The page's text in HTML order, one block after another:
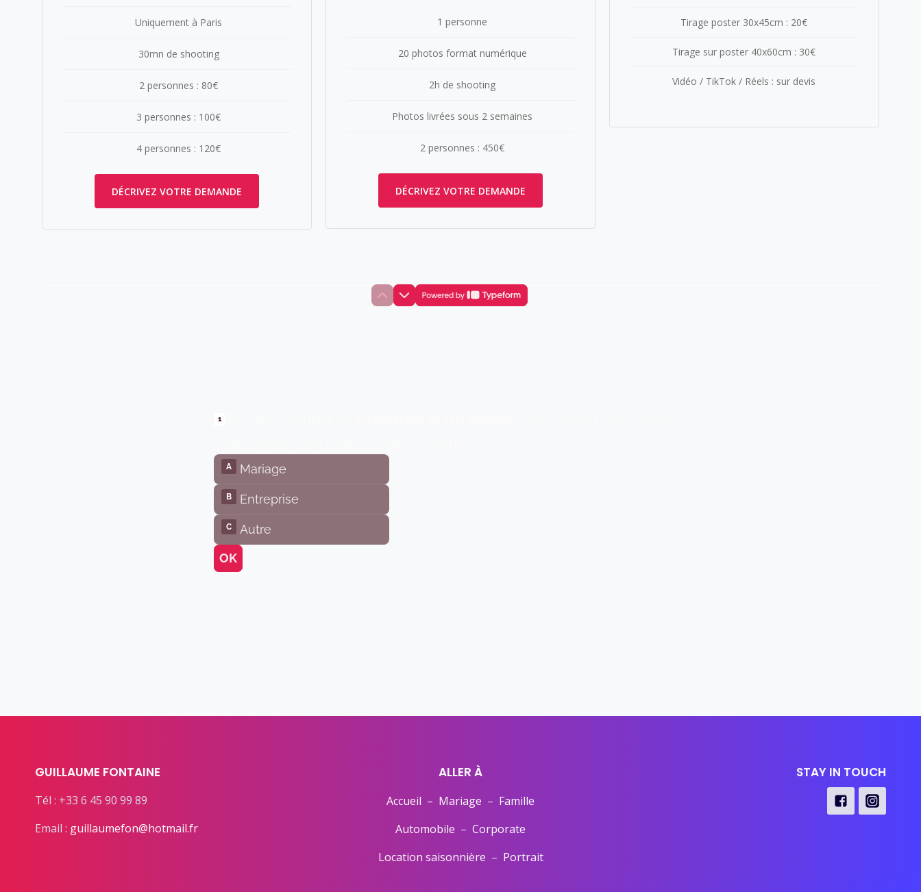
Uniquement à Paris
30mn de shooting
2 personnes : 80€
3 personnes : 100€
4 personnes : 120€
DÉCRIVEZ VOTRE DEMANDE
1 personne
20 photos format numérique
2h de shooting
Photos livrées sous 2 semaines
2 personnes : 450€
DÉCRIVEZ VOTRE DEMANDE
Tirage poster 30x45cm : 20€
Tirage sur poster 40x60cm : 30€
Vidéo / TikTok / Réels : sur devis
GUILLAUME FONTAINE
Tél : +33 6 45 90 99 89
Email : guillaumefon@hotmail.fr
ALLER À
Accueil – Mariage – Famille
Automobile – Corporate
Location saisonnière – Portrait
STAY IN TOUCH